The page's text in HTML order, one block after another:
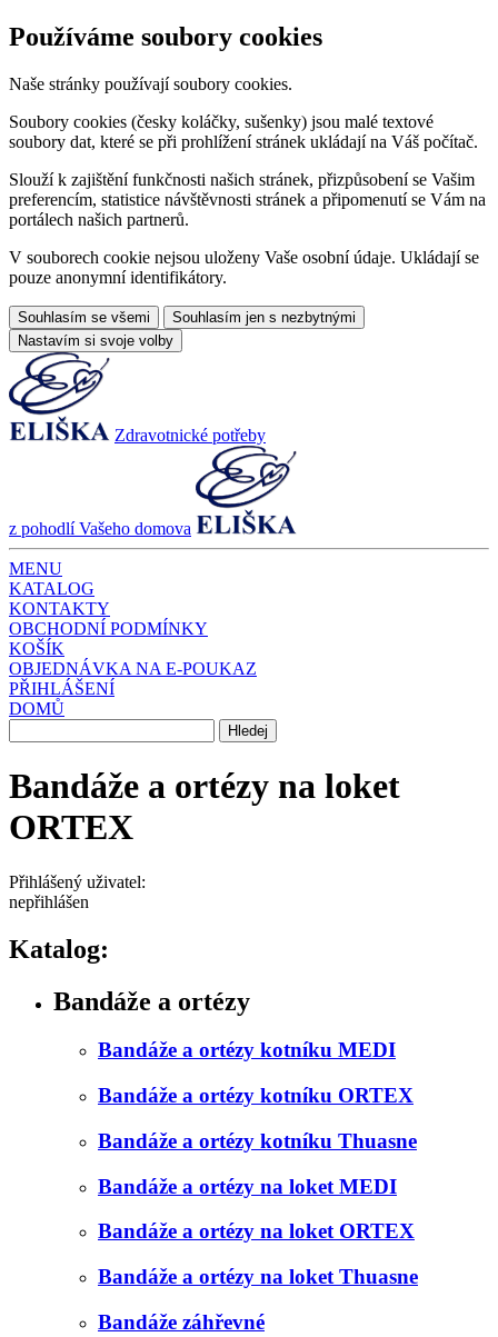
Používáme soubory cookies
Naše stránky používají soubory cookies.
Soubory cookies (česky koláčky, sušenky) jsou malé textové
soubory dat, které se při prohlížení stránek ukládají na Váš počítač.
Slouží k zajištění funkčnosti našich stránek, přizpůsobení se Vašim
preferencím, statistice návštěvnosti stránek a připomenutí se Vám na
portálech našich partnerů.
V souborech cookie nejsou uloženy Vaše osobní údaje. Ukládají se
pouze anonymní identifikátory.
Souhlasím se všemi
Souhlasím jen s nezbytnými
Nastavím si svoje volby
Zdravotnické potřeby
z pohodlí Vašeho domova
MENU
KATALOG
KONTAKTY
OBCHODNÍ PODMÍNKY
KOŠÍK
OBJEDNÁVKA NA E-POUKAZ
PŘIHLÁŠENÍ
DOMŮ
Bandáže a ortézy na loket
ORTEX
Přihlášený uživatel:
nepřihlášen
Katalog:
Bandáže a ortézy
Bandáže a ortézy kotníku MEDI
Bandáže a ortézy kotníku ORTEX
Bandáže a ortézy kotníku Thuasne
Bandáže a ortézy na loket MEDI
Bandáže a ortézy na loket ORTEX
Bandáže a ortézy na loket Thuasne
Bandáže záhřevné